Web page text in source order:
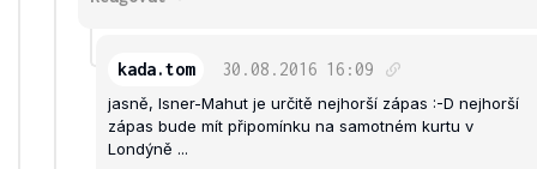
kada.tom 30.08.2016 16:09
jasně, Isner-Mahut je určitě nejhorší zápas :-D nejhorší
zápas bude mít připomínku na samotném kurtu v
Londýně ...